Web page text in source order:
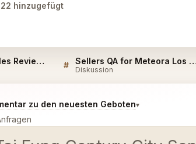
hinzugefügt
Meteora Los Angeles Reviews # Sellers QA for Meteora Los Angeles
Diskussion
zu den neuesten Geboten▾
du möchtest.